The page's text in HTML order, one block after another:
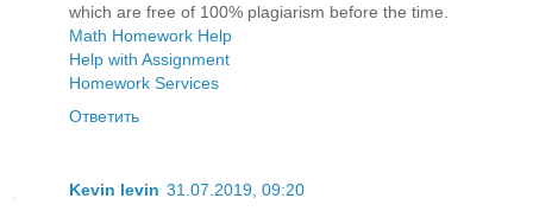
which are free of 100% plagiarism before the time.
Math Homework Help
Help with Assignment
Homework Services
Ответить
Kevin levin 31.07.2019, 09:20